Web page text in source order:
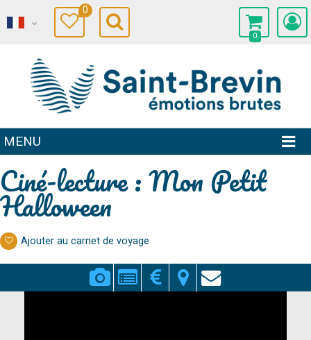
0
0
MENU
Ciné-lecture : Mon Petit
Halloween
Ajouter au carnet de voyage